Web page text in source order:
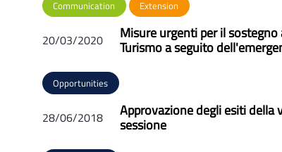
Communication Extension
20/03/2020 Misure urgenti per il
Turismo a seguito
Opportunities
28/06/2018 Approvazione degli esiti della
sessione